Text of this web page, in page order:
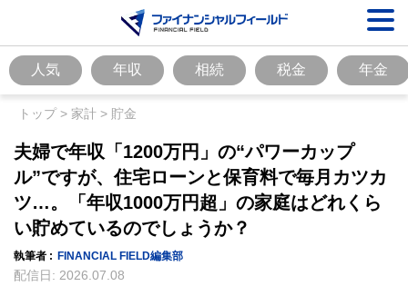
人気 年収 相続 税金 年金
トップ> 家計 > 貯金
夫婦で年収「1200万円」の“パワーカップ
ル”ですが、住宅ローンと保育料で毎月カツカ
ツ…。「年収1000万円超」の家庭はどれくら
い貯めているのでしょうか？
執筆者 : FINANCIAL FIELD編集部
配信日: 2026.07.08